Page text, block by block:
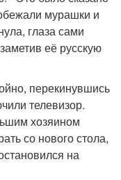
мурашки и
глаза сами
её русскую
перекинувшись
телевизор.
хозяином
со нового стола,
на